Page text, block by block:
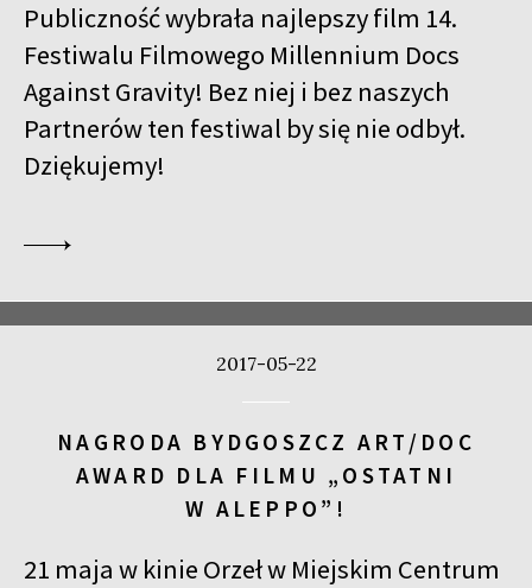
Publiczność wybrała najlepszy film 14.
Festiwalu Filmowego Millennium Docs
Against Gravity! Bez niej i bez naszych
Partnerów ten festiwal by się nie odbył.
Dziękujemy!
2017-05-22
NAGRODA BYDGOSZCZ ART/DOC
AWARD DLA FILMU „OSTATNI
W ALEPPO”!
21 maja w kinie Orzeł w Miejskim Centrum